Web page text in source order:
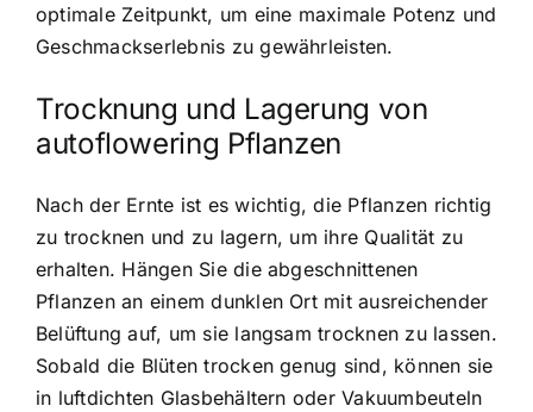
optimale Zeitpunkt, um eine maximale Potenz und
Geschmackserlebnis zu gewährleisten.
Trocknung und Lagerung von
autoflowering Pflanzen
Nach der Ernte ist es wichtig, die Pflanzen richtig
zu trocknen und zu lagern, um ihre Qualität zu
erhalten. Hängen Sie die abgeschnittenen
Pflanzen an einem dunklen Ort mit ausreichender
Belüftung auf, um sie langsam trocknen zu lassen.
Sobald die Blüten trocken genug sind, können sie
in luftdichten Glasbehältern oder Vakuumbeuteln